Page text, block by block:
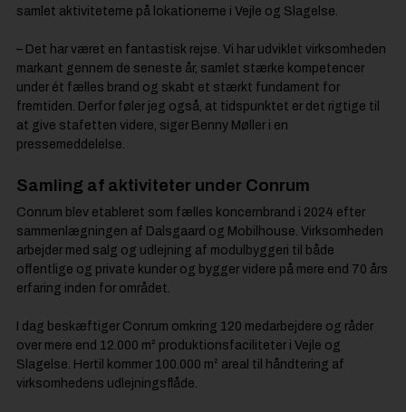
samlet aktiviteterne på lokationerne i Vejle og Slagelse.
– Det har været en fantastisk rejse. Vi har udviklet virksomheden
markant gennem de seneste år, samlet stærke kompetencer
under ét fælles brand og skabt et stærkt fundament for
fremtiden. Derfor føler jeg også, at tidspunktet er det rigtige til
at give stafetten videre, siger Benny Møller i en
pressemeddelelse.
Samling af aktiviteter under Conrum
Conrum blev etableret som fælles koncernbrand i 2024 efter
sammenlægningen af Dalsgaard og Mobilhouse. Virksomheden
arbejder med salg og udlejning af modulbyggeri til både
offentlige og private kunder og bygger videre på mere end 70 års
erfaring inden for området.
I dag beskæftiger Conrum omkring 120 medarbejdere og råder
over mere end 12.000 m² produktionsfaciliteter i Vejle og
Slagelse. Hertil kommer 100.000 m² areal til håndtering af
virksomhedens udlejningsflåde.